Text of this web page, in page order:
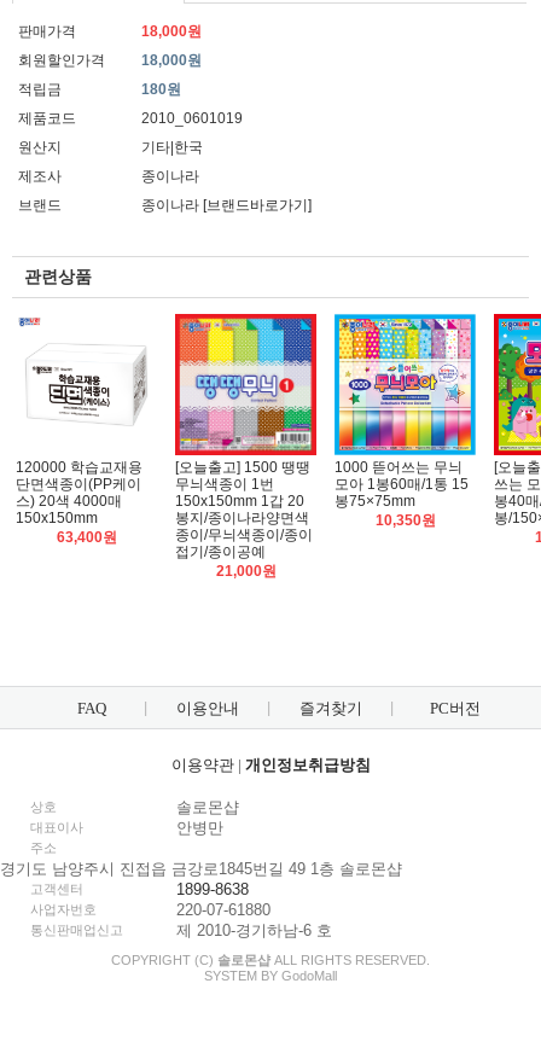
판매가격
18,000원
회원할인가격
18,000원
적립금
180원
제품코드
2010_0601019
원산지
기타|한국
제조사
종이나라
브랜드
종이나라 [브랜드바로가기]
관련상품
120000 학습교재용
단면색종이(PP케이
스) 20색 4000매
150x150mm
63,400원
[오늘출고] 1500 땡땡
무늬색종이 1번
150x150mm 1갑 20
봉지/종이나라양면색
종이/무늬색종이/종이
접기/종이공예
21,000원
1000 뜯어쓰는 무늬
모아 1봉60매/1통 15
봉75×75mm
10,350원
[오늘
쓰는
봉40
봉/
FAQ 이용안내 즐겨찾기 PC버전
이용약관| 개인정보취급방침
상호 솔로몬샵
대표이사 안병만
주소
경기도 남양주시 진접읍 금강로1845번길 49 1층 솔로몬샵
고객센터 1899-8638
사업자번호 220-07-61880
통신판매업신고 제 2010-경기하남-6 호
COPYRIGHT (C) 솔로몬샵 ALL RIGHTS RESERVED.
SYSTEM BY GodoMall